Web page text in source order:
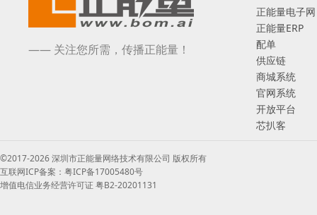
—— 关注您所需，传播正能量！
正能量电子网
正能量ERP
配单
供应链
商城系统
官网系统
开放平台
芯扒客
©2017-2026 深圳市正能量网络技术有限公司 版权所有
互联网ICP备案：粤ICP备17005480号
增值电信业务经营许可证 粤B2-20201131